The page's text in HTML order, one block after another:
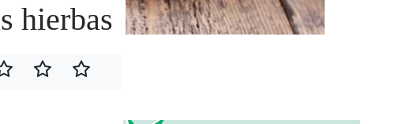
hierbas